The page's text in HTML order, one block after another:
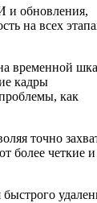
и обновления,
на всех
временной
кадры
как
точно
более четкие и